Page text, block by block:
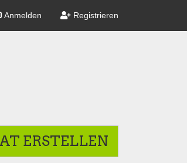
Anmelden Registrieren
ERSTELLEN